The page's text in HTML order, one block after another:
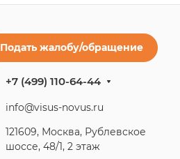
Подать жалобу/обращение
+7 (499) 110-64-44
info@visus-novus.ru
121609, Москва, Рублевское
шоссе, 48/1, 2 этаж